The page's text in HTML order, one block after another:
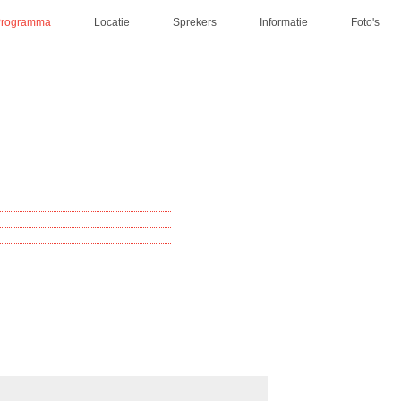
Locatie Sprekers Informatie Foto's